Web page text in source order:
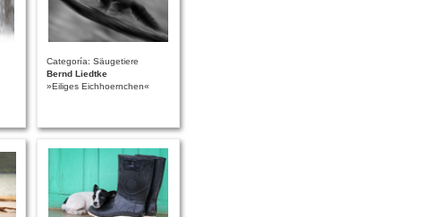
Categoría: Säugetiere
Bernd Liedtke
»Eiliges Eichhoernchen«